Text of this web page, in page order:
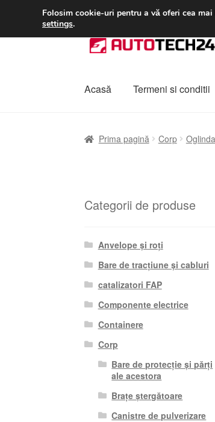
LIVRARE de la 33 lei
Sari
la
Sari
la
Acasă Termeni si conditii
Prima pagină Corp
Categorii de produse
Anvelope și roți
Bare de tracțiune și cabluri
catalizatori FAP
Componente electrice
Containere
Corp
Bare de protecție și părți
ale acestora
Brațe ștergătoare
Canistre de pulverizare
Folosim cookie-uri pentru a vă oferi cea
settings.